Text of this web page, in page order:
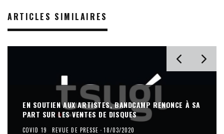
ARTICLES SIMILAIRES
EN SOUTIEN AUX ARTISTES, BANDCAMP RENONCE À SA
PART SUR LES VENTES DE DISQUES
COVID 19 REVUE DE PRESSE · 18/03/2020